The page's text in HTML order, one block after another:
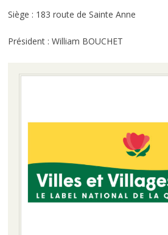
Siège : 183 route de Sainte Anne
Président : William BOUCHET